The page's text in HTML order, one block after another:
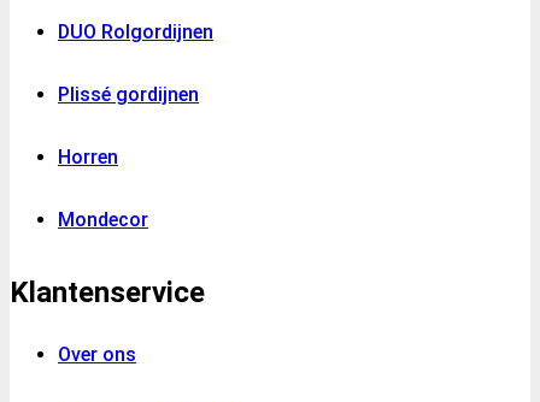
DUO Rolgordijnen
Plissé gordijnen
Horren
Mondecor
Klantenservice
Over ons